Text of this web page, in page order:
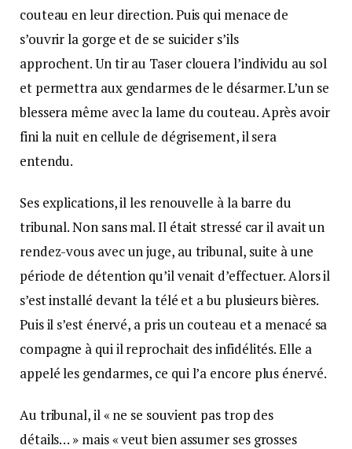
couteau en leur direction. Puis qui menace de
s’ouvrir la gorge et de se suicider s’ils
approchent. Un tir au Taser clouera l’individu au sol
et permettra aux gendarmes de le désarmer. L’un se
blessera même avec la lame du couteau. Après avoir
fini la nuit en cellule de dégrisement, il sera
entendu.
Ses explications, il les renouvelle à la barre du
tribunal. Non sans mal. Il était stressé car il avait un
rendez-vous avec un juge, au tribunal, suite à une
période de détention qu’il venait d’effectuer. Alors il
s’est installé devant la télé et a bu plusieurs bières.
Puis il s’est énervé, a pris un couteau et a menacé sa
compagne à qui il reprochait des infidélités. Elle a
appelé les gendarmes, ce qui l’a encore plus énervé.
Au tribunal, il « ne se souvient pas trop des
détails… » mais « veut bien assumer ses grosses